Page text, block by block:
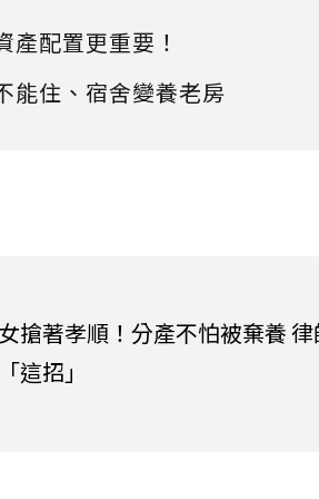
配置更重要！
能住、宿舍變養老房
搶著孝順！分產不怕被棄養
這招」